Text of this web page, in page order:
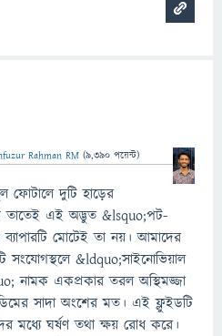
Rahman RM (9,390 পয়েন্ট)
দুটি হাড়ের
তাতেই এই অদ্ভুত &lsquo;পট-
মোটেই তা নয়। আমাদের
সংযোগস্থলে &ldquo;সাইনোভিয়াল
নামক একপ্রকার তরল অস্থিমজ্জা
সাদা অংশের মত। এই ফ্লুইডটি
মধ্যে ঘর্ষণ তথা ক্ষয় রোধ করে।